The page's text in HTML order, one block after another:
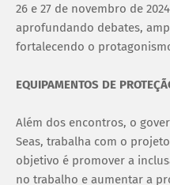
26 e 27 de novembro de
aprofundando debates,
fortalecendo o
EQUIPAMENTOS DE
Além dos encontros, o
Seas, trabalha com o
objetivo é promover a
no trabalho e aumentar a